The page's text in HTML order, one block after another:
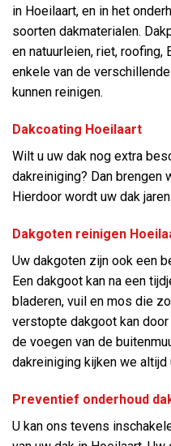
in Hoeilaart, en in het
soorten dakmaterialen.
en natuurleien, riet, roofing,
enkele van de
kunnen reinigen.
Dakcoating Hoeilaart
Wilt u uw dak nog extra
dakreiniging? Dan brengen
Hierdoor wordt uw dak
Dakgoten reinigen
Uw dakgoten zijn ook een
Een dakgoot kan na een
bladeren, vuil en mos die
verstopte dakgoot kan
de voegen van de
dakreiniging kijken we altijd
Preventief onderhoud
U kan ons tevens